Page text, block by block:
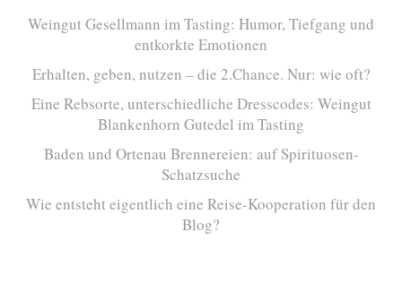
Weingut Gesellmann im Tasting: Humor, Tiefgang und
entkorkte Emotionen
Erhalten, geben, nutzen – die 2.Chance. Nur: wie oft?
Eine Rebsorte, unterschiedliche Dresscodes: Weingut
Blankenhorn Gutedel im Tasting
Baden und Ortenau Brennereien: auf Spirituosen-
Schatzsuche
Wie entsteht eigentlich eine Reise-Kooperation für den
Blog?